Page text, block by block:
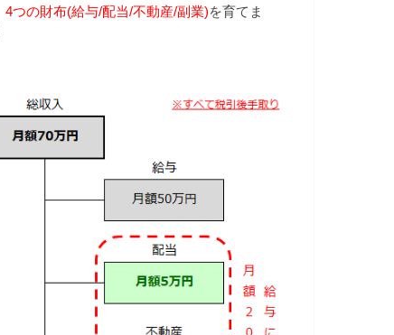
4つの財布(給与/配当/不動産/副業)を育てま